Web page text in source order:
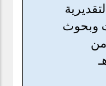
وبحوث
من